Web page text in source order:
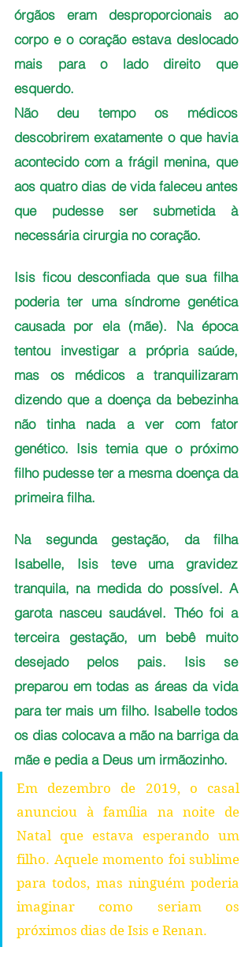
órgãos eram desproporcionais ao
corpo e o coração estava deslocado
mais para o lado direito que
esquerdo.
Não deu tempo os médicos
descobrirem exatamente o que havia
acontecido com a frágil menina, que
aos quatro dias de vida faleceu antes
que pudesse ser submetida à
necessária cirurgia no coração.
Isis ficou desconfiada que sua filha
poderia ter uma síndrome genética
causada por ela (mãe). Na época
tentou investigar a própria saúde,
mas os médicos a tranquilizaram
dizendo que a doença da bebezinha
não tinha nada a ver com fator
genético. Isis temia que o próximo
filho pudesse ter a mesma doença da
primeira filha.
Na segunda gestação, da filha
Isabelle, Isis teve uma gravidez
tranquila, na medida do possível. A
garota nasceu saudável. Théo foi a
terceira gestação, um bebê muito
desejado pelos pais. Isis se
preparou em todas as áreas da vida
para ter mais um filho. Isabelle todos
os dias colocava a mão na barriga da
mãe e pedia a Deus um irmãozinho.
Em dezembro de 2019, o casal
anunciou à família na noite de
Natal que estava esperando um
filho. Aquele momento foi sublime
para todos, mas ninguém poderia
imaginar como seriam os
próximos dias de Isis e Renan.